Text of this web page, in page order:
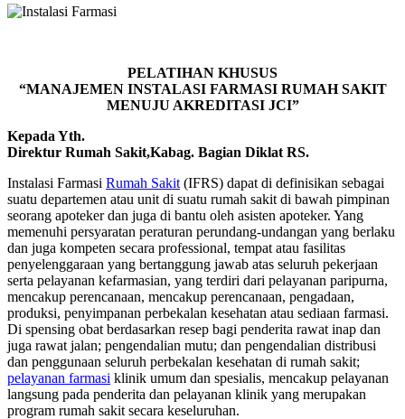
PELATIHAN KHUSUS
“MANAJEMEN INSTALASI FARMASI RUMAH SAKIT
MENUJU AKREDITASI JCI”
Kepada Yth.
Direktur Rumah Sakit,Kabag. Bagian Diklat RS.
Instalasi Farmasi Rumah Sakit (IFRS) dapat di definisikan sebagai
suatu departemen atau unit di suatu rumah sakit di bawah pimpinan
seorang apoteker dan juga di bantu oleh asisten apoteker. Yang
memenuhi persyaratan peraturan perundang-undangan yang berlaku
dan juga kompeten secara professional, tempat atau fasilitas
penyelenggaraan yang bertanggung jawab atas seluruh pekerjaan
serta pelayanan kefarmasian, yang terdiri dari pelayanan paripurna,
mencakup perencanaan, mencakup perencanaan, pengadaan,
produksi, penyimpanan perbekalan kesehatan atau sediaan farmasi.
Di spensing obat berdasarkan resep bagi penderita rawat inap dan
juga rawat jalan; pengendalian mutu; dan pengendalian distribusi
dan penggunaan seluruh perbekalan kesehatan di rumah sakit;
pelayanan farmasi klinik umum dan spesialis, mencakup pelayanan
langsung pada penderita dan pelayanan klinik yang merupakan
program rumah sakit secara keseluruhan.